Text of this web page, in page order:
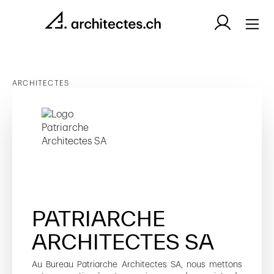
ARCHITECTES
PATRIARCHE
ARCHITECTES SA
Au Bureau Patriarche Architectes SA, nous mettons